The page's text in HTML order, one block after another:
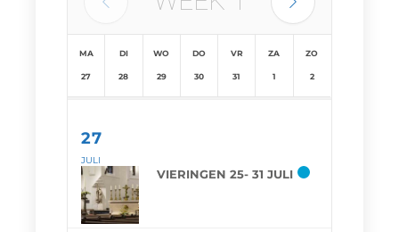
MA
27
DI
28
WO
29
DO
30
VR
31
ZA
1
ZO
2
27
JULI
VIERINGEN 25- 31 JULI